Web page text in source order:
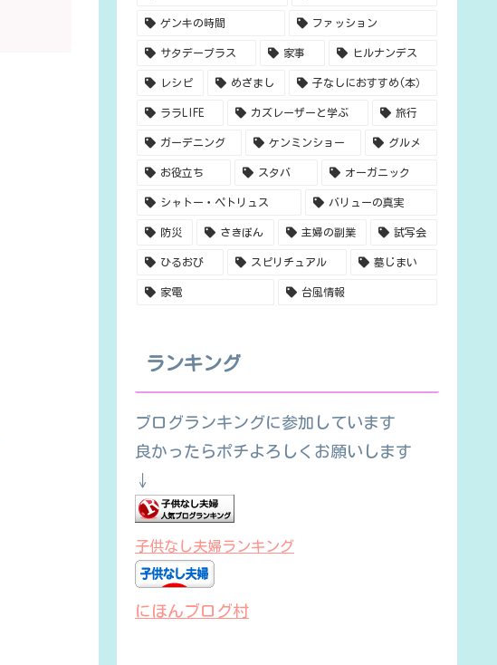
ゲンキの時間 ファッション
サタデープラス 家事 ヒルナンデス
レシピ めざまし 子なしにおすすめ(本）
ララLIFE カズレーザーと学ぶ 旅行
ガーデニング ケンミンショー グルメ
お役立ち スタバ オーガニック
シャトー・ペトリュス バリューの真実
防災 さきぽん 主婦の副業 試写会
ひるおび スピリチュアル 墓じまい
家電 台風情報
ランキング
ブログランキングに参加しています
良かったらポチよろしくお願いします
↓
子供なし夫婦ランキング
にほんブログ村